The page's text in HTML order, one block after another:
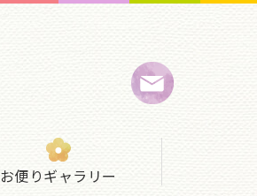
お便りギャラリー